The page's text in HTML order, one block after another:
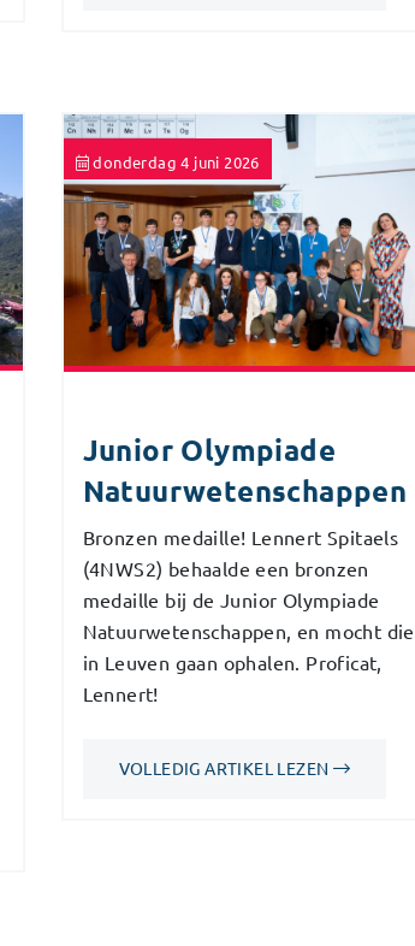
donderdag 4 juni 2026
Junior Olympiade
Natuurwetenschappen
Bronzen medaille! Lennert Spitaels
(4NWS2) behaalde een bronzen
medaille bij de Junior Olympiade
Natuurwetenschappen, en mocht die
in Leuven gaan ophalen. Proficat,
Lennert!
VOLLEDIG ARTIKEL LEZEN